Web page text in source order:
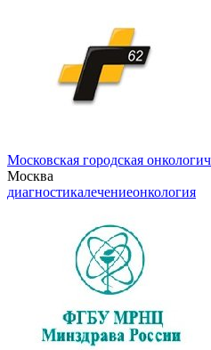
Московская городская
Москва
диагностикалечениеонкология